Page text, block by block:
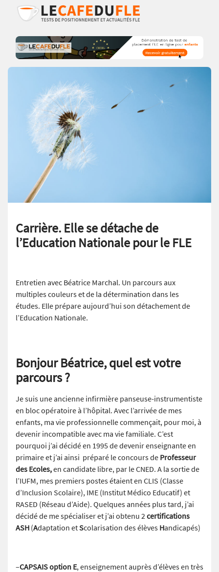
Carrière. Elle se détache de
l’Education Nationale pour le FLE
Entretien avec Béatrice Marchal. Un parcours aux
multiples couleurs et de la détermination dans les
études. Elle prépare aujourd’hui son détachement de
l’Education Nationale.
Bonjour Béatrice, quel est votre
parcours ?
Je suis une ancienne infirmière panseuse-instrumentiste
en bloc opératoire à l’hôpital. Avec l’arrivée de mes
enfants, ma vie professionnelle commençait, pour moi, à
devenir incompatible avec ma vie familiale. C’est
pourquoi j’ai décidé en 1995 de devenir enseignante en
primaire et j’ai ainsi préparé le concours de Professeur
des Ecoles,en candidate libre, par le CNED. A la sortie de
l’IUFM, mes premiers postes étaient en CLIS (Classe
d’Inclusion Scolaire), IME (Institut Médico Educatif) et
RASED (Réseau d’Aide). Quelques années plus tard, j’ai
décidé de me spécialiser et j’ai obtenu 2 certifications
ASH (Adaptation etScolarisation des élèves Handicapés)
–CAPSAIS option E, enseignement auprès d’élèves en très